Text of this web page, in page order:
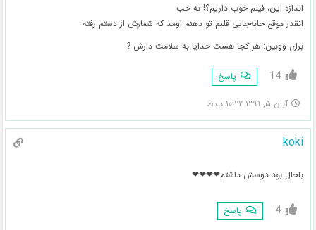
اندازه این، فیلم خوب داریم؟! نه خب
انقدر موقع جابه‌جایی قلبم تو دهنم اومد که شمارش از دستم رفته
برای ووبین: هر کجا هست خدایا به سلامت دارش ?
14 پاسخ
آبان ۵, ۱۳۹۹ ۱۰:۲۲ ب.ظ
koki
باحال بود دوسش داشتم❤❤❤❤
4 پاسخ